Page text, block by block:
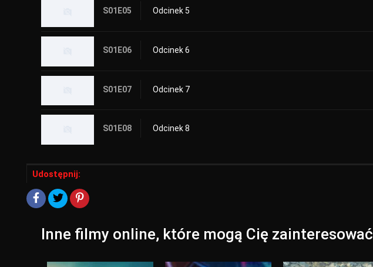
S01E05 Odcinek 5
S01E06 Odcinek 6
S01E07 Odcinek 7
S01E08 Odcinek 8
Udostępnij:
Inne filmy online, które mogą Cię zainteresować